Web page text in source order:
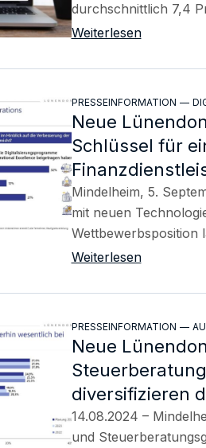
durchschnittlich 7,4
Weiterlesen
PRESSEINFORMATION —
Neue
Schlüssel für
Mindelheim, 5.
mit neuen
Wettbewerbsposition
Weiterlesen
PRESSEINFORMATION —
Neue
diversifizieren
14.08.2024 –
und